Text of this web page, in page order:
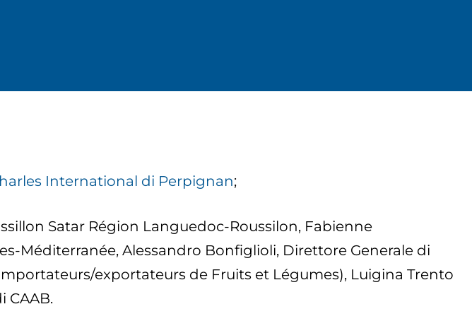
International di Perpignan;
Satar Région Languedoc-Roussilon, Fabienne
Méditerranée, Alessandro Bonfiglioli, Direttore Generale di
exportateurs de Fruits et Légumes), Luigina Trento
CAAB.